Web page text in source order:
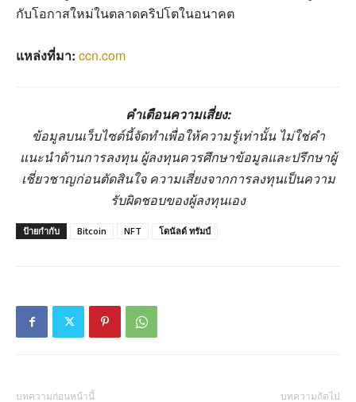
กับโอกาสใหม่ในตลาดคริปโตในอนาคต
แหล่งที่มา: ccn.com
คำเตือนความเสี่ยง:
ข้อมูลบนเว็บไซต์นี้จัดทำเพื่อให้ความรู้เท่านั้น ไม่ใช่คำ
แนะนำด้านการลงทุน ผู้ลงทุนควรศึกษาข้อมูลและปรึกษาผู้
เชี่ยวชาญก่อนตัดสินใจ ความเสี่ยงจากการลงทุนเป็นความ
รับผิดชอบของผู้ลงทุนเอง
ป้ายกำกับ Bitcoin NFT โดนัลด์ ทรัมป์
บทความก่อนหน้านี้ บทความถัดไป